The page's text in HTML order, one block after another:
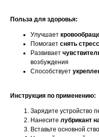
Польза для здоровья:
Улучшает
Помогает снять
Развивает
возбуждения
Способствует
Инструкция по применению:
Зарядите устройство
Нанесите лубрикант
Вставьте основной